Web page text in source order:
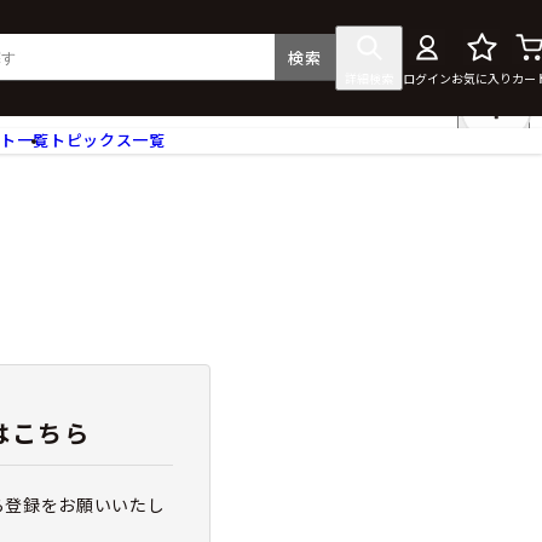
検索
ログインお気に入り カー
その他グッズ
一覧 トピックス一覧
こちら
録をお願いいたし